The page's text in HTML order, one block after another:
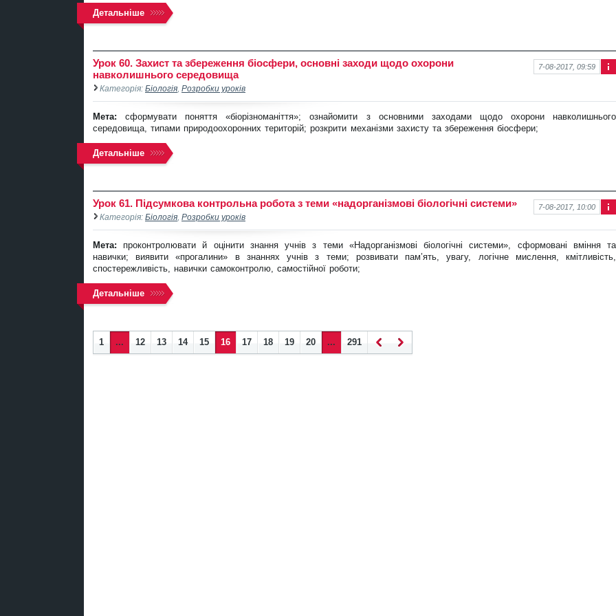
Детальніше
ма
про
7-08-2017, 09:59
Урок 60. Захист та збереження біосфери, основні заходи щодо охорони
навколишнього середовища
Категорія: Біологія Розробки уроків
Мета: сформувати поняття «біорізноманіття»; ознайомити з основними заходами щодо охорони навколишнього
середовища, типами природоохоронних територій; розкрити механізми захисту та збереження біосфери;
Детальніше
ор
ція
про
7-08-2017, 10:00
Урок 61. Підсумкова контрольна робота з теми «надорганізмові біологічні системи»
Категорія: Біологія Розробки уроків
Мета: проконтролювати й оцінити знання учнів з теми «Надорганізмові біологічнісистеми», сформовані вміння та
навички; виявити «прогалини» в знаннях учнів з теми; розвивати пам’ять, увагу, логічне мислення, кмітливість,
спостережливість, навички самоконтролю, самостійної роботи;
Детальніше
1 ... 12 13 14 15 16 17 18 19 20 ...
291